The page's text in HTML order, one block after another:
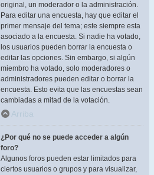
original, un moderador o la administración.
Para editar una encuesta, hay que editar el
primer mensaje del tema; este siempre esta
asociado a la encuesta. Si nadie ha votado,
los usuarios pueden borrar la encuesta o
editar las opciones. Sin embargo, si algún
miembro ha votado, solo moderadores o
administradores pueden editar o borrar la
encuesta. Esto evita que las encuestas sean
cambiadas a mitad de la votación.
Arriba
¿Por qué no se puede acceder a algún
foro?
Algunos foros pueden estar limitados para
ciertos usuarios o grupos y para visualizar,